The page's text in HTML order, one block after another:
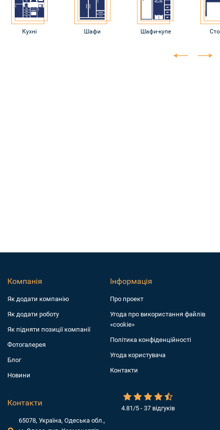
Кухні Шафи Шафи-купе
4.81/5 - 37 відгуків
Компанія
Як додати компанiю
Як додати роботу
Як підняти позиції компанії
Фотогалерея
Блог
Новини
Інформація
Про проект
Угода про використання файлів
«cookie»
Політика конфіденційності
Угода користувача
Контакти
Контакти
65078, Україна, Одеська обл.,